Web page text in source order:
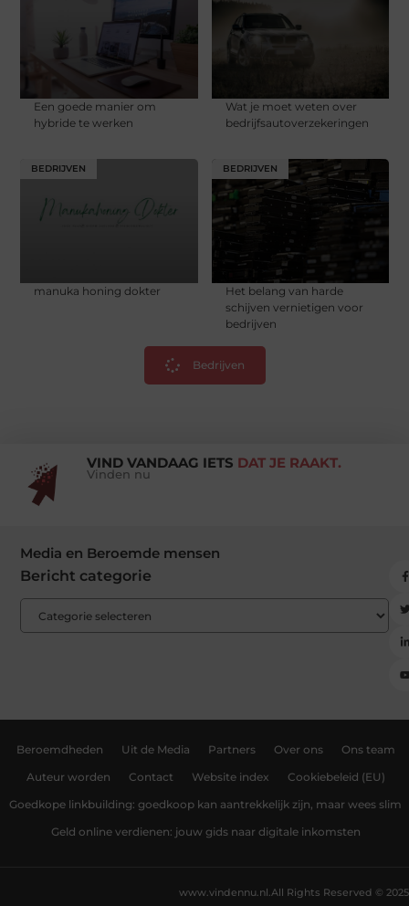
Een goede manier om
hybride te werken
Wat je moet weten over
bedrijfsautoverzekeringen
BEDRIJVEN
manuka honing dokter
BEDRIJVEN
Het belang van harde
schijven vernietigen voor
bedrijven
Bedrijven
VIND VANDAAG IETS DAT JE RAAKT.
Vinden nu
Media en Beroemde mensen
Bericht categorie
Beroemdheden Uit de Media Partners Over ons Ons team
Auteur worden Contact Website index Cookiebeleid (EU)
Goedkope linkbuilding: goedkoop kan aantrekkelijk zijn, maar wees slim
Geld online verdienen: jouw gids naar digitale inkomsten
All Rights Reserved © 2025
www.vindennu.nl.